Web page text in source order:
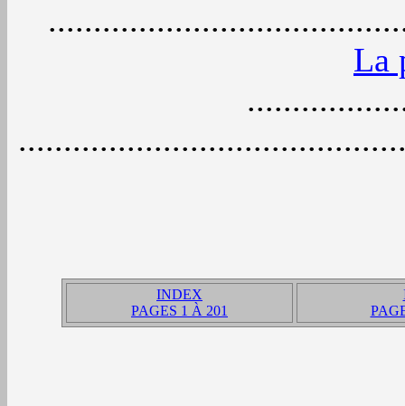
La
INDEX
PAGES 1 À 201